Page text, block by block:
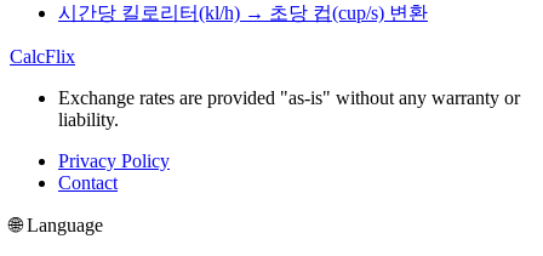
시간당 킬로리터(kl/h) → 초당 컵(cup/s) 변환
CalcFlix
Exchange rates are provided "as-is" without any warranty or
liability.
Privacy Policy
Contact
🌐 Language